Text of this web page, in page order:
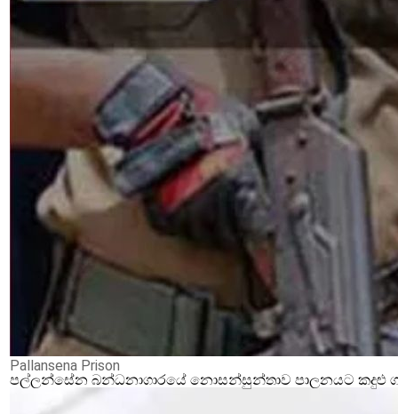
Pallansena Prison
පල්ලන්සේන බන්ධනාගාරයේ නොසන්සුන්තාව පාලනයට කදුළු